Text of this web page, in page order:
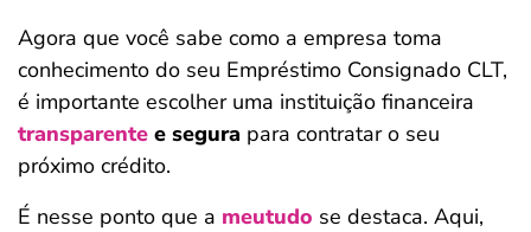
Agora que você sabe como a empresa toma
conhecimento do seu Empréstimo Consignado CLT,
é importante escolher uma instituição financeira
transparente e segura para contratar o seu
próximo crédito.
É nesse ponto que a meutudo se destaca. Aqui,